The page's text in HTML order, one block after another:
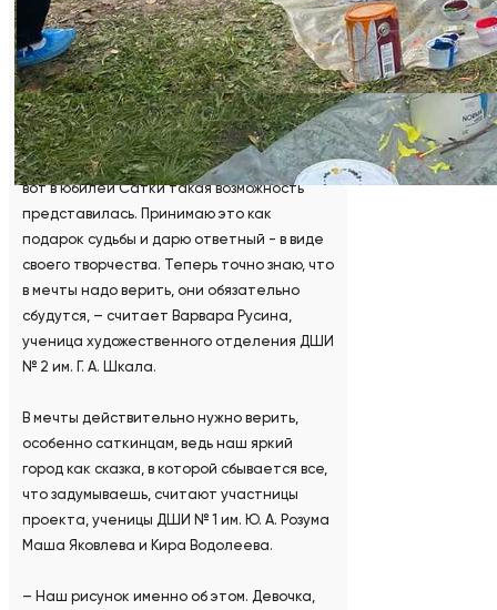
скульптуру «Серп и Молот», ДК
«Магнезит», ледовую арену «Сатка», вид
со смотровой площадки «Русский
Магнезит» на комплекс плавленых
порошков «Авангард» и другие.
– Давно мечтала порисовать на кубах. И
вот в юбилей Сатки такая возможность
представилась. Принимаю это как
подарок судьбы и дарю ответный - в виде
своего творчества. Теперь точно знаю, что
в мечты надо верить, они обязательно
сбудутся, – считает Варвара Русина,
ученица художественного отделения ДШИ
№ 2 им. Г. А. Шкала.
В мечты действительно нужно верить,
особенно саткинцам, ведь наш яркий
город как сказка, в которой сбывается все,
что задумываешь, считают участницы
проекта, ученицы ДШИ № 1 им. Ю. А. Розума
Маша Яковлева и Кира Водолеева.
– Наш рисунок именно об этом. Девочка,